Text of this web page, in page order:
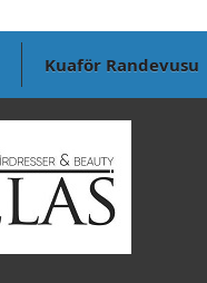
Kuaför Randevusu